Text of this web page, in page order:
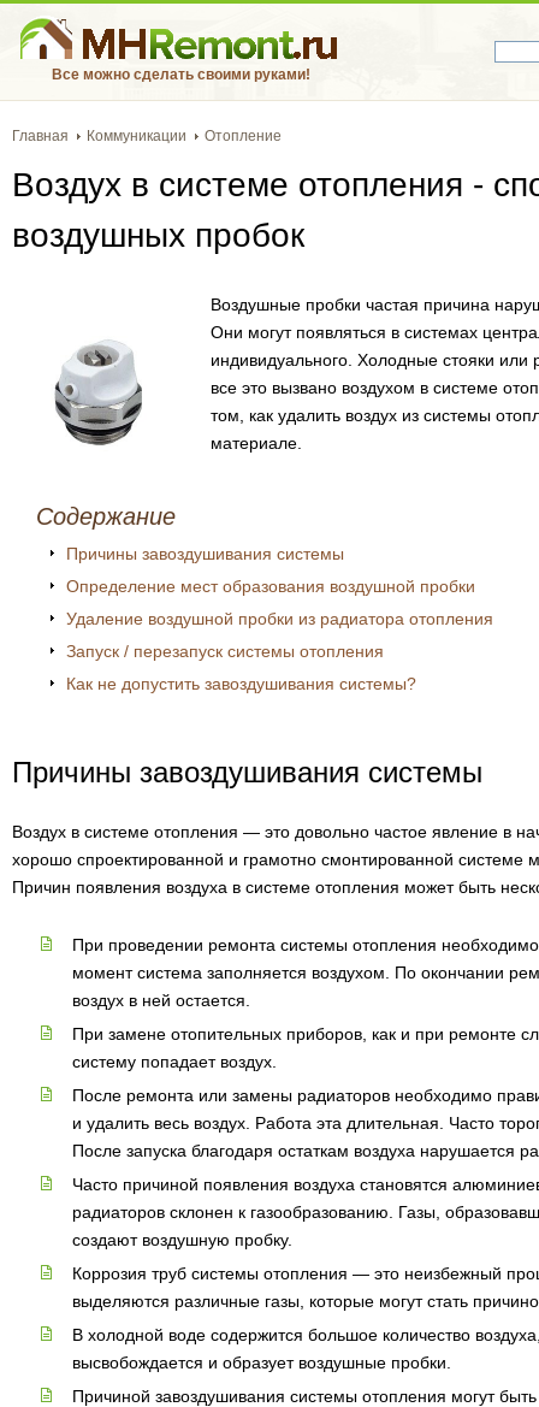
Все можно сделать своими руками!
Главная Коммуникации Отопление
Воздух в системе отопления -
воздушных пробок
Воздушные пробки частая причина
Они могут появляться в системах
индивидуального. Холодные стояки
все это вызвано воздухом в системе
том, как удалить воздух из системы
материале.
Содержание
Причины завоздушивания системы
Определение мест образования воздушной пробки
Удаление воздушной пробки из радиатора отопления
Запуск / перезапуск системы отопления
Как не допустить завоздушивания системы?
Причины завоздушивания системы
Воздух в системе отопления — это довольно частое явление в
хорошо спроектированной и грамотно смонтированной системе
Причин появления воздуха в системе отопления может быть
При проведении ремонта системы отопления необходимо
момент система заполняется воздухом. По окончании
воздух в ней остается.
При замене отопительных приборов, как и при ремонте
систему попадает воздух.
После ремонта или замены радиаторов необходимо
и удалить весь воздух. Работа эта длительная. Часто
После запуска благодаря остаткам воздуха нарушается
Часто причиной появления воздуха становятся
радиаторов склонен к газообразованию. Газы,
создают воздушную пробку.
Коррозия труб системы отопления — это неизбежный
выделяются различные газы, которые могут стать
В холодной воде содержится большое количество
высвобождается и образует воздушные пробки.
Причиной завоздушивания системы отопления могут